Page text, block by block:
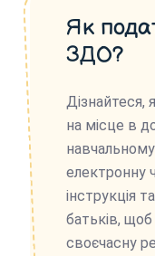
Як
ЗДО?
Дізнайтеся,
на місце в
електронну
інструкція
батьків,
своєчасну